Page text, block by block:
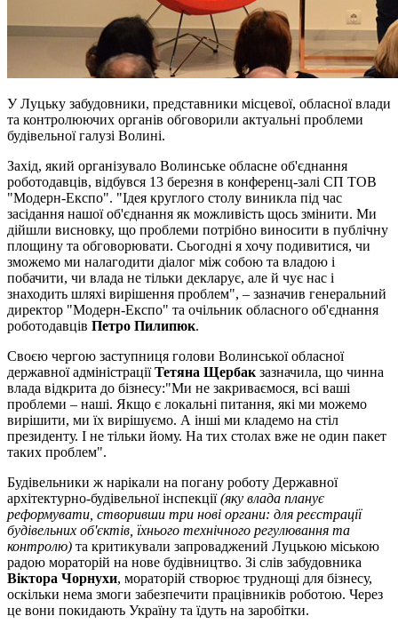
У Луцьку забудовники, представники місцевої, обласної влади
та контролюючих органів обговорили актуальні проблеми
будівельної галузі Волині.
Захід, який організувало Волинське обласне об'єднання
роботодавців, відбувся 13 березня в конференц-залі СП ТОВ
"Модерн-Експо". "Ідея круглого столу виникла під час
засідання нашої об'єднання як можливість щось змінити. Ми
дійшли висновку, що проблеми потрібно виносити в публічну
площину та обговорювати. Сьогодні я хочу подивитися, чи
зможемо ми налагодити діалог між собою та владою і
побачити, чи влада не тільки декларує, але й чує нас і
знаходить шляхі вирішення проблем", – зазначив генеральний
директор "Модерн-Експо" та очільник обласного об'єднання
роботодавців Петро Пилипюк.
Своєю чергою заступниця голови Волинської обласної
державної адміністраціїТетяна Щербак зазначила, що чинна
влада відкрита до бізнесу:"Ми не закриваємося, всі ваші
проблеми – наші. Якщо є локальні питання, які ми можемо
вирішити, ми їх вирішуємо. А інші ми кладемо на стіл
президенту. І не тільки йому. На тих столах вже не один пакет
таких проблем".
Будівельники ж нарікали на погану роботу Державної
архітектурно-будівельної інспекції(яку влада планує
реформувати, створивши три нові органи: для реєстрації
будівельних об'єктів, їхнього технічного регулювання та
контролю) та критикували запроваджений Луцькою міською
радою мораторій на нове будівництво. Зі слів забудовника
Віктора Чорнухи, мораторій створює труднощі для бізнесу,
оскільки нема змоги забезпечити працівників роботою. Через
це вони покидають Україну та їдуть на заробітки.